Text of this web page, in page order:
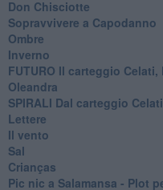
Don Chisciotte
Sopravvivere a Capodanno
Ombre
Inverno
FUTURO Il carteggio Celati,
Oleandra
SPIRALI Dal carteggio
Lettere
Il vento
Sal
Crianças
Pic nic a Salamansa - Plot